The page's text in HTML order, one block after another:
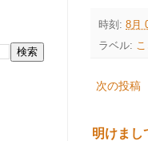
時刻: 8月
ラベル:
次の投稿
明けまし